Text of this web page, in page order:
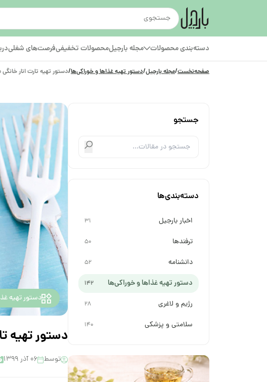
دسته‌بندی محصولات مجله بارجیلمحصولات تخفیفیفرصت‌های شغلی
صفحه‌نخست/مجله بارجیل/دستور تهیه غذاها و خوراکی‌ها/دستور تهیه تارت انار
دستور تهیه
دستور تهیه
توسط ۰۶ آذر ۱۳۹۹
جستجو
دسته‌بندی‌ها
اخبار بارجیل 31
ترفندها 50
دانشنامه 52
دستور تهیه غذاها و خوراکی‌ها 142
رژیم و لاغری 28
سلامتی و پزشکی 140